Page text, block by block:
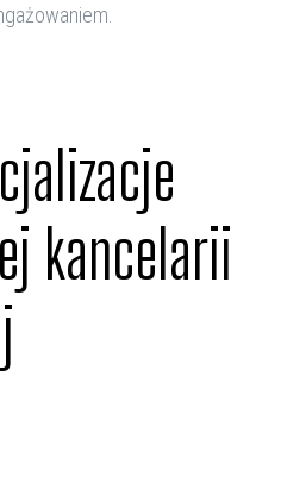
kancelarii